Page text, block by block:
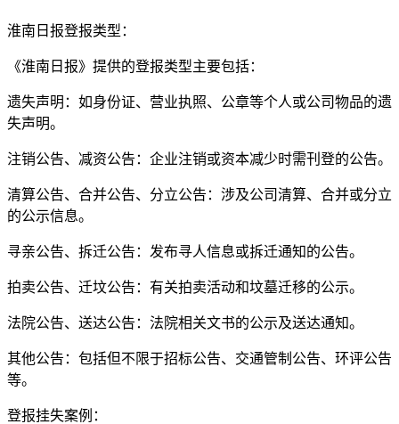
淮南日报登报类型：
《淮南日报》提供的登报类型主要包括：
遗失声明：如身份证、营业执照、公章等个人或公司物品的遗
失声明。
注销公告、减资公告：企业注销或资本减少时需刊登的公告。
清算公告、合并公告、分立公告：涉及公司清算、合并或分立
的公示信息。
寻亲公告、拆迁公告：发布寻人信息或拆迁通知的公告。
拍卖公告、迁坟公告：有关拍卖活动和坟墓迁移的公示。
法院公告、送达公告：法院相关文书的公示及送达通知。
其他公告：包括但不限于招标公告、交通管制公告、环评公告
等。
登报挂失案例：